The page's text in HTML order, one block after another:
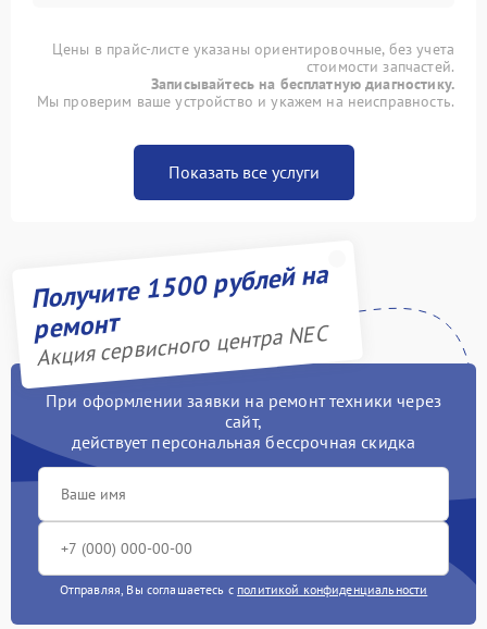
Цены в прайс-листе указаны ориентировочные, без учета
стоимости запчастей.
Записывайтесь на бесплатную диагностику.
Мы проверим ваше устройство и укажем на неисправность.
Показать все услуги
Получите 1500 рублей на
ремонт
Акция сервисного центра NEC
При оформлении заявки на ремонт техники через
сайт,
действует персональная бессрочная скидка
Отправляя, Вы соглашаетесь с политикой конфиденциальности